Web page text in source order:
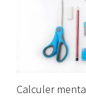
Calculer